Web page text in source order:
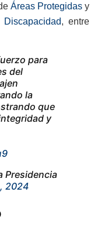
Áreas Protegidasy
, entre
para
del
la
que
y
Presidencia
2024